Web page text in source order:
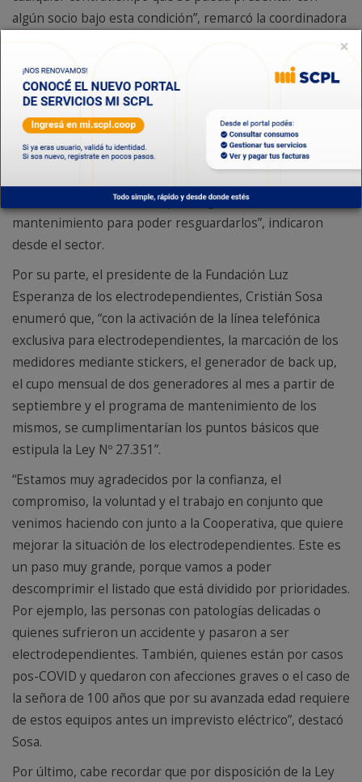
algún socio bajo esta condición”, remarcó la coordinadora
entregados.
“Por el paso del tiempo o la falta de uso, hay varios que
están necesitando baterías, aceite, bugías, entonces se
coordinará con los sectores correspondientes para
Esto se hará a efectos de que tengan un correcto
mantenimiento para poder resguardarlos”, indicaron
desde el sector.
Por su parte, el presidente de la Fundación Luz
Esperanza de los electrodependientes, Cristián Sosa
enumeró que, “con la activación de la línea telefónica
exclusiva para electrodependientes, la marcación de los
medidores mediante stickers, el generador de back up,
el cupo mensual de dos generadores al mes a partir de
septiembre y el programa de mantenimiento de los
mismos, se cumplimentarían los puntos básicos que
estipula la Ley Nº 27.351”.
“Estamos muy agradecidos por la confianza, el
compromiso, la voluntad y el trabajo en conjunto que
venimos haciendo con junto a la Cooperativa, que quiere
mejorar la situación de los electrodependientes. Este es
un paso muy grande, porque vamos a poder
descomprimir el listado que está dividido por prioridades.
Por ejemplo, las personas con patologías delicadas o
quienes sufrieron un accidente y pasaron a ser
electrodependientes. También, quienes están por casos
pos-COVID y quedaron con afecciones graves o el caso de
la señora de 100 años que por su avanzada edad requiere
de estos equipos antes un imprevisto eléctrico”, destacó
Sosa.
Por último, cabe recordar que por disposición de la Ley
×